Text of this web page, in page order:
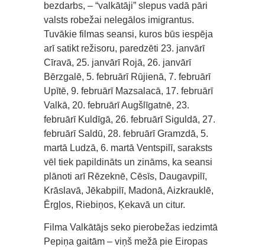
bezdarbs, – “valkātāji” slepus vadā pāri
valsts robežai nelegālos imigrantus.
Tuvākie filmas seansi, kuros būs iespēja
arī satikt režisoru, paredzēti 23. janvārī
Cīravā, 25. janvārī Rojā, 26. janvārī
Bērzgalē, 5. februārī Rūjienā, 7. februārī
Upītē, 9. februārī Mazsalacā, 17. februārī
Valkā, 20. februārī Augšlīgatnē, 23.
februārī Kuldīgā, 26. februārī Siguldā, 27.
februārī Saldū, 28. februārī Gramzdā, 5.
martā Ludzā, 6. martā Ventspilī, saraksts
vēl tiek papildināts un zināms, ka seansi
plānoti arī Rēzeknē, Cēsīs, Daugavpilī,
Krāslavā, Jēkabpilī, Madonā, Aizkrauklē,
Ērgļos, Riebiņos, Ķekavā un citur.
Filma Valkātājs seko pierobežas iedzimtā
Pepiņa gaitām – viņš mežā pie Eiropas